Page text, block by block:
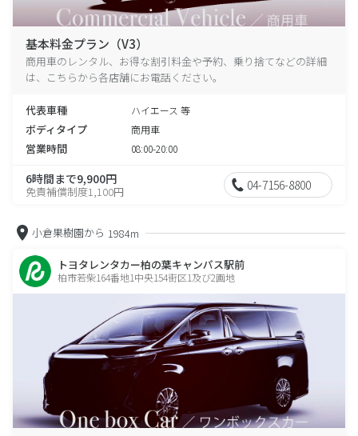
基本料金プラン（V3）
商用車のレンタル、お得な割引料金や予約、乗り捨てなどの詳細
は、こちらから各店舗にお電話ください。
代表車種 ハイエース 等
ボディタイプ 商用車
営業時間 08:00-20:00
6時間まで9,900円
免責補償制度1,100円 04-7156-8800
小倉果樹園から 1984m
トヨタレンタカー柏の葉キャンパス駅前
柏市若柴164番地1中央154街区1及び2画地